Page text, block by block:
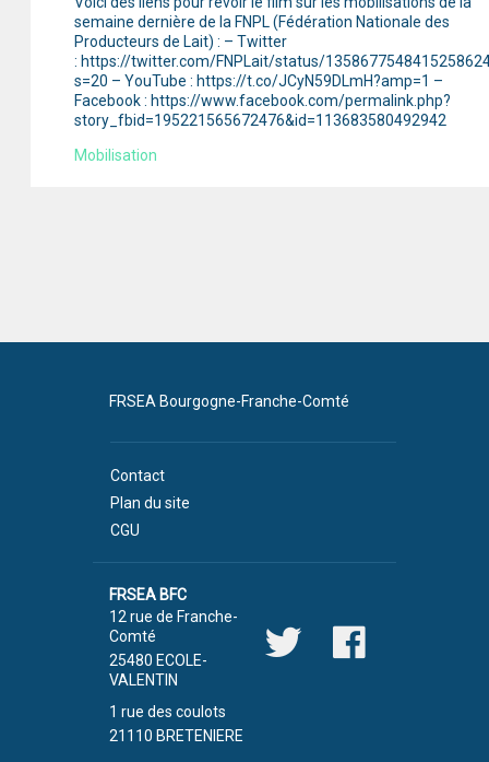
semaine dernière de la FNPL (Fédération Nationale des
Producteurs de Lait) : – Twitter
: https://twitter.com/FNPLait/status/
s=20 – YouTube : https://t.co/JCyN59DLmH?amp=1 –
Facebook : https://www.facebook.com/permalink.php?
story_fbid=195221565672476&id=113683580492942
Mobilisation
FRSEA Bourgogne-Franche-Comté
Contact
Plan du site
CGU
FRSEA BFC
12 rue de Franche-
Comté
25480 ECOLE-
VALENTIN
1 rue des coulots
21110 BRETENIERE